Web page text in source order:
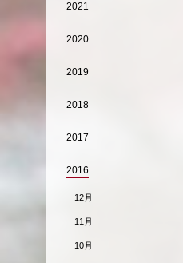
2021
2020
2019
2018
2017
2016
12月
11月
10月